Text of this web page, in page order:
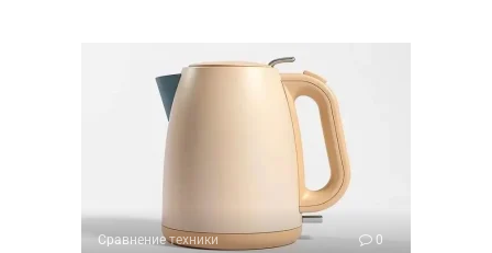
Сравнение техники 0